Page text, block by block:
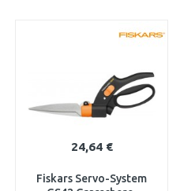
24,64 €
Fiskars Servo-System